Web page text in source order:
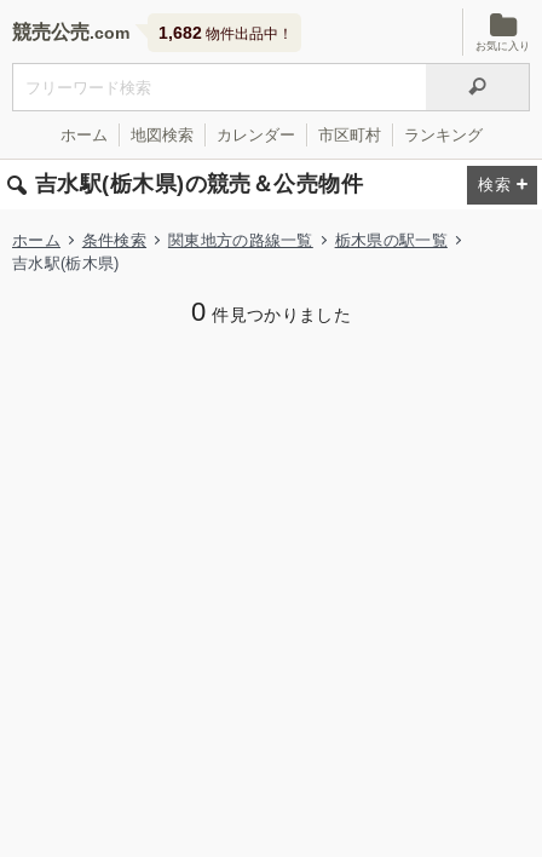
競売公売 1,682 物件出品中！
お気に入り
ホーム 地図検索 カレンダー 市区町村 ランキング
吉水駅(栃木県)の競売＆公売物件
ホーム 条件検索 関東地方の路線一覧
栃木県の駅一覧
吉水駅(栃木県)
0 件見つかりました